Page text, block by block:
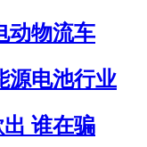
动物流车
源电池行业
谁在骗